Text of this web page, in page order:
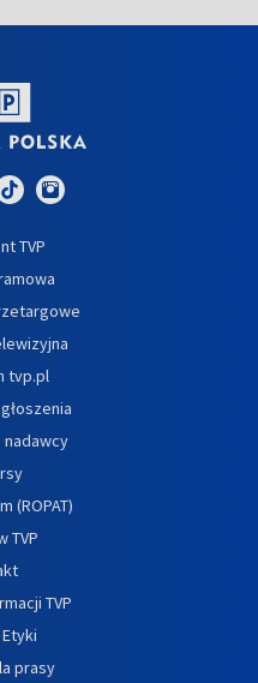
TVP
tvp.pl
(ROPAT)
TVP
TVP
prasy